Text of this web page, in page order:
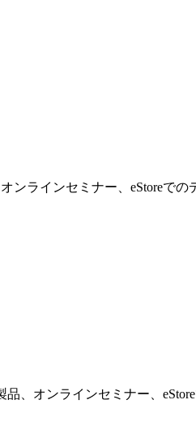
ンラインセミナー、eStoreで
、オンラインセミナー、